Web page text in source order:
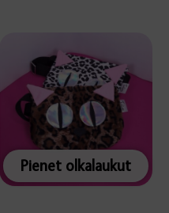
Pienet olkalaukut